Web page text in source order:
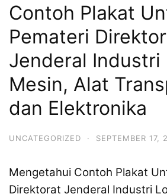
Contoh Plakat
Pemateri
Jenderal Industri
Mesin, Alat
dan Elektronika
UNCATEGORIZED · SEPTEMBER 17,
Mengetahui Contoh Plakat
Direktorat Jenderal Industri